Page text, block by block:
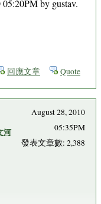
by gustav.
回應文章 Quote
河
August 28, 2010
05:35PM
發表文章數: 2,388